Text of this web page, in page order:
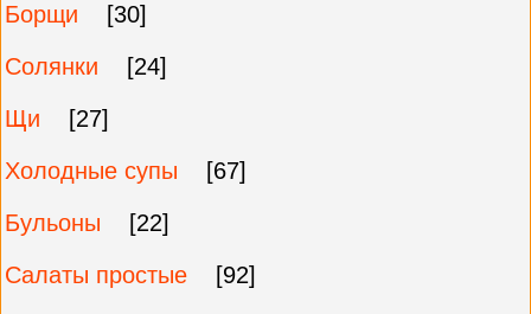
Борщи
[30]
Солянки
[24]
Щи
[27]
Холодные супы
[67]
Бульоны
[22]
Салаты простые
[92]